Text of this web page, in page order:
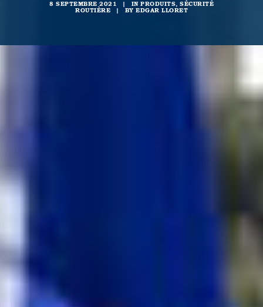
8 SEPTEMBRE 2021 | IN PRODUITS
SÉCURITÉ
ROUTIÈRE
| BY EDGAR LLORET